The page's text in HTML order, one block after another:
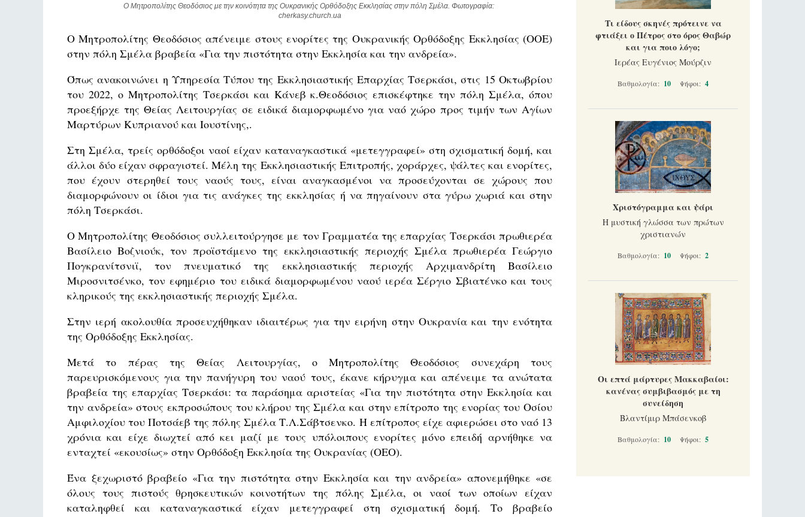
Ο Μητροπολίτης Θεοδόσιος με την κοινότητα της Ουκρανικής Ορθόδοξης Εκκλησίας στην πόλη Σμέλα. Φωτογραφία:
cherkasy.church.ua
Ο Μητροπολίτης Θεοδόσιος απένειμε στους ενορίτες της Ουκρανικής Ορθόδοξης Εκκλησίας (ΟΟΕ)
στην πόλη Σμέλα βραβεία «Για την πιστότητα στην Εκκλησία και την ανδρεία».
Όπως ανακοινώνει η Υπηρεσία Τύπου της Εκκλησιαστικής Επαρχίας Τσερκάσι, στις 15 Οκτωβρίου
του 2022, ο Μητροπολίτης Τσερκάσι και Κάνεβ κ.Θεοδόσιος επισκέφτηκε την πόλη Σμέλα, όπου
προεξήρχε της Θείας Λειτουργίας σε ειδικά διαμορφωμένο για ναό χώρο προς τιμήν των Αγίων
Μαρτύρων Κυπριανού και Ιουστίνης,.
Στη Σμέλα, τρείς ορθόδοξοι ναοί είχαν καταναγκαστικά «μετεγγραφεί» στη σχισματική δομή, και
άλλοι δύο είχαν σφραγιστεί. Μέλη της Εκκλησιαστικής Επιτροπής, χοράρχες, ψάλτες και ενορίτες,
που έχουν στερηθεί τους ναούς τους, είναι αναγκασμένοι να προσεύχονται σε χώρους που
διαμορφώνουν οι ίδιοι για τις ανάγκες της εκκλησίας ή να πηγαίνουν στα γύρω χωριά και στην
πόλη Τσερκάσι.
Ο Μητροπολίτης Θεοδόσιος συλλειτούργησε με τον Γραμματέα της επαρχίας Τσερκάσι πρωθιερέα
Βασίλειο Βοζνιούκ, τον προϊστάμενο της εκκλησιαστικής περιοχής Σμέλα πρωθιερέα Γεώργιο
Πογκρανίτσνιϊ, τον πνευματικό της εκκλησιαστικής περιοχής Αρχιμανδρίτη Βασίλειο
Μιροσνιτσένκο, τον εφημέριο του ειδικά διαμορφωμένου ναού ιερέα Σέργιο Σβιατένκο και τους
κληρικούς της εκκλησιαστικής περιοχής Σμέλα.
Στην ιερή ακολουθία προσευχήθηκαν ιδιαιτέρως για την ειρήνη στην Ουκρανία και την ενότητα
της Ορθόδοξης Εκκλησίας.
Μετά το πέρας της Θείας Λειτουργίας, ο Μητροπολίτης Θεοδόσιος συνεχάρη τους
παρευρισκόμενους για την πανήγυρη του ναού τους, έκανε κήρυγμα και απένειμε τα ανώτατα
βραβεία της επαρχίας Τσερκάσι: τα παράσημα αριστείας «Για την πιστότητα στην Εκκλησία και
την ανδρεία» στους εκπροσώπους του κλήρου της Σμέλα και στην επίτροπο της ενορίας του Οσίου
Αμφιλοχίου του Ποτσάεβ της πόλης Σμέλα Τ.Λ.Σάβτσενκο. Η επίτροπος είχε αφιερώσει στο ναό 13
χρόνια και είχε διωχτεί από κει μαζί με τους υπόλοιπους ενορίτες μόνο επειδή αρνήθηκε να
ενταχτεί «εκουσίως» στην Ορθόδοξη Εκκλησία της Ουκρανίας (ΟΕΟ).
Ένα ξεχωριστό βραβείο «Για την πιστότητα στην Εκκλησία και την ανδρεία» απονεμήθηκε «σε
όλους τους πιστούς θρησκευτικών κοινοτήτων της πόλης Σμέλα, οι ναοί των οποίων είχαν
καταληφθεί και καταναγκαστικά είχαν μετεγγραφεί στη σχισματική δομή. Το βραβείο
Τι είδους σκηνές πρότεινε να
φτιάξει ο Πέτρος στο όρος Θαβώρ
και για ποιο λόγο;
Ιερέας Ευγένιος Μούρζιν
Βαθμολογία: 10 Ψήφοι: 4
Χριστόγραμμα και ψάρι
Η μυστική γλώσσα των πρώτων
χριστιανών
Βαθμολογία: 10 Ψήφοι: 2
Οι επτά μάρτυρες Μακκαβαίοι:
κανένας συμβιβασμός με τη
συνείδηση
Βλαντίμιρ Μπάσενκοβ
Βαθμολογία: 10 Ψήφοι: 5